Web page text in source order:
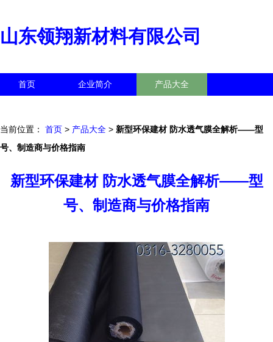
山东领翔新材料有限公司
首页 企业简介 产品大全
当前位置： 首页 > 产品大全 > 新型环保建材 防水透气膜全解析——型
号、制造商与价格指南
新型环保建材 防水透气膜全解析——型
号、制造商与价格指南